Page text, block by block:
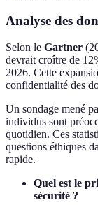
Analyse des
Selon le Gartner
devrait croître de
2026. Cette
confidentialité des
Un sondage mené
individus sont
quotidien. Ces
questions éthiques
rapide.
Quel est le
sécurité ?